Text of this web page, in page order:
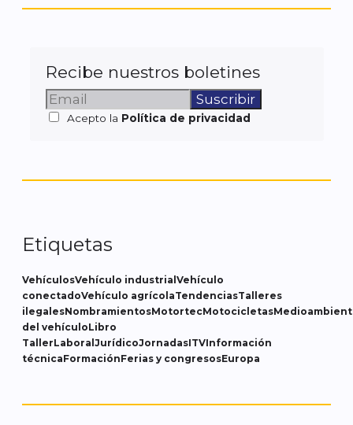
Recibe nuestros boletines
Acepto la Política de privacidad
Etiquetas
VehículosVehículo industrial Vehículo
conectadoVehículo agrícolaTendenciasTalleres
ilegalesNombramientosMotortecMotocicletas
del vehículoLibro
TallerLaboral JurídicoJornadasITVInformación
técnicaFormaciónFerias y congresosEuropa